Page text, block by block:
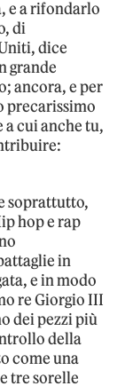
e a rifondarlo
di
dice
grande
ancora, e per
precarissimo
cui anche tu,
soprattutto,
hop e rap
in
e in modo
re Giorgio III
dei pezzi più
della
come una
tre sorelle